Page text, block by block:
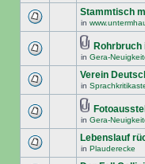
Stammtisch
in
Rohrbruch
in Gera-
Verein
in
in Gera-
Lebenslauf
in Plauderecke